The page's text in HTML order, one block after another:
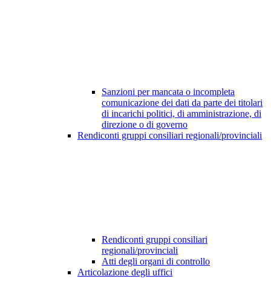
Sanzioni per mancata o incompleta
comunicazione dei dati da parte dei titolari
di incarichi politici, di amministrazione, di
direzione o di governo
Rendiconti gruppi consiliari regionali/provinciali
Rendiconti gruppi consiliari
regionali/provinciali
Atti degli organi di controllo
Articolazione degli uffici